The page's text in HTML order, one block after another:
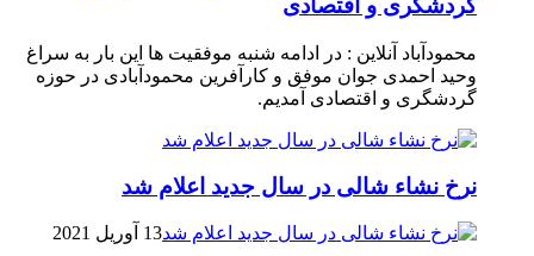
گردشگری و اقتصادی
محمودآباد آنلاین : در ادامه شنبه موفقیت ها این بار به سراغ
وحید احمدی جوان موفق و کارآفرین محمودآبادی در حوزه
گردشگری و اقتصادی آمدیم.
نرخ نشاء شالی در سال جدید اعلام شد
13 آوریل 2021